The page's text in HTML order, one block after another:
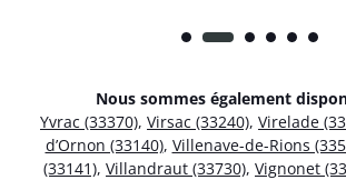
Nous sommes également
Yvrac (33370), Virsac (33240), Virelade
d’Ornon (33140), Villenave-de-Rions
(33141), Villandraut (33730), Vignonet